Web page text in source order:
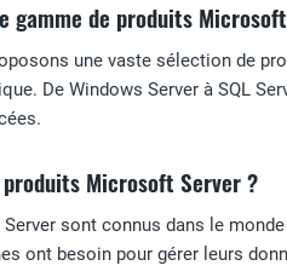
gamme de produits
une vaste sélection de
De Windows Server à SQL
Microsoft Server ?
sont connus dans le
ont besoin pour gérer leurs